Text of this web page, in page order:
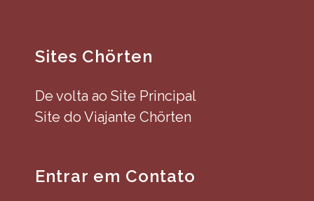
Sites Chörten
De volta ao Site Principal
Site do Viajante Chörten
Entrar em Contato